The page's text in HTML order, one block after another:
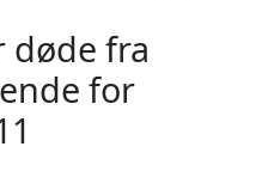
døde fra
for